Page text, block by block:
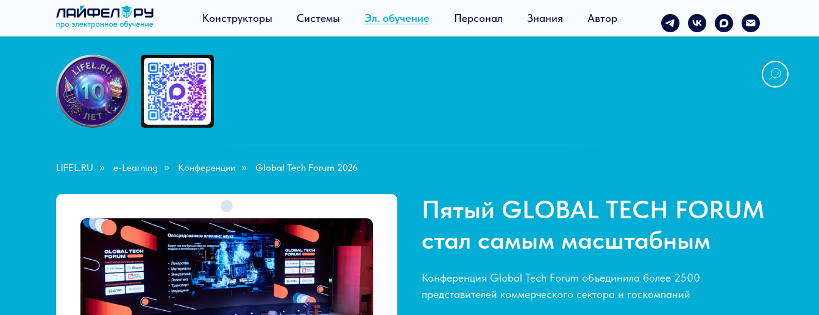
Конструкторы Системы Эл. обучение Персонал Знания Автор
LIFEL.RU » e-Learning » Конференции » Global Tech Forum 2026
Пятый GLOBAL TECH FORUM
стал самым масштабным
Конференция Global Tech Forum объединила более 2500
представителей коммерческого сектора и госкомпаний